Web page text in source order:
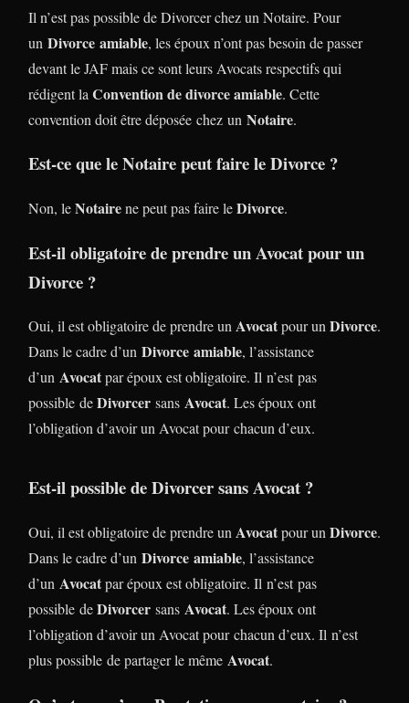
Il n’est pas possible de Divorcer chez un Notaire. Pour
un Divorce amiable, les époux n’ont pas besoin de passer
devant le JAF mais ce sont leurs Avocats respectifs qui
rédigent la Convention de divorce amiable. Cette
convention doit être déposée chez un Notaire.
Est-ce que le Notaire peut faire le Divorce ?
Non, leNotairene peut pas faire leDivorce.
Est-il obligatoire de prendre un Avocat pour un
Divorce ?
Oui, il est obligatoire de prendre unAvocatpour unDivorce.
Dans le cadre d’un Divorce amiable, l’assistance
d’un Avocatpar époux est obligatoire. Il n’est pas
possible deDivorcer sans Avocat. Les époux ont
l’obligation d’avoir un Avocat pour chacun d’eux.
Est-il possible de Divorcer sans Avocat ?
Oui, il est obligatoire de prendre un Avocatpour un Divorce.
Dans le cadre d’un Divorce amiable, l’assistance
d’un Avocatpar époux est obligatoire. Il n’est pas
possible deDivorcer sans Avocat. Les époux ont
l’obligation d’avoir un Avocat pour chacun d’eux. Il n’est
plus possible de partager le même Avocat.